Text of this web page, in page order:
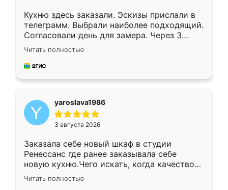
Кухню здесь заказали. Эскизы прислали в
телеграмм. Выбрали наиболее подходящий.
Согласовали день для замера. Через 3
недели кухня была уже готова. Остались
довольны работой. Спасибо Ренессанс
мебель за качественную работу!
Читать полностью
yaroslava1986
3 августа 2026
Заказала себе новый шкаф в студии
Ренессанс где ранее заказывала себе
новую кухню.Чего искать, когда качеством
вполне довольна. Служит кухня уже почти
два года, нареканий нет.
Читать полностью